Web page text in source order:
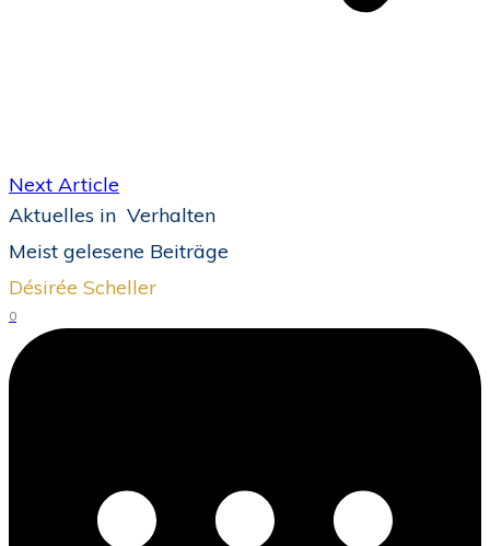
Next Article
Aktuelles in Verhalten
Meist gelesene Beiträge
Désirée Scheller
0